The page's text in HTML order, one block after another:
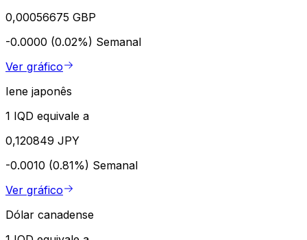
0,00056675 GBP
-0.0000 (0.02%) Semanal
Ver gráfico
Iene japonês
1 IQD equivale a
0,120849 JPY
-0.0010 (0.81%) Semanal
Ver gráfico
Dólar canadense